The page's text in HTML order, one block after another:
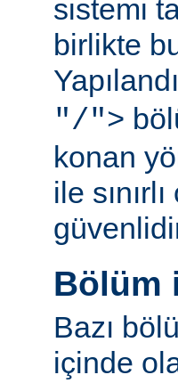
sistemi
birlikte
"/">
konan
ile
Bölüm
Bazı
içinde